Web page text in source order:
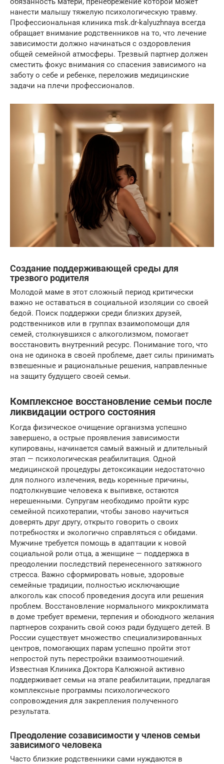
нанести малышу тяжелую психологическую травму.
Профессиональная клиника msk.dr-kalyuzhnaya всегда
обращает внимание родственников на то, что лечение
зависимости должно начинаться с оздоровления
общей семейной атмосферы. Трезвый партнер должен
сместить фокус внимания со спасения зависимого на
заботу о себе и ребенке, переложив медицинские
задачи на плечи профессионалов.
Создание поддерживающей среды для
трезвого родителя
Молодой маме в этот сложный период критически
важно не оставаться в социальной изоляции со своей
бедой. Поиск поддержки среди близких друзей,
родственников или в группах взаимопомощи для
семей, столкнувшихся с алкоголизмом, помогает
восстановить внутренний ресурс. Понимание того, что
она не одинока в своей проблеме, дает силы принимать
взвешенные и рациональные решения, направленные
на защиту будущего своей семьи.
Комплексное восстановление семьи после
ликвидации острого состояния
Когда физическое очищение организма успешно
завершено, а острые проявления зависимости
купированы, начинается самый важный и длительный
этап — психологическая реабилитация. Одной
медицинской процедуры детоксикации недостаточно
для полного излечения, ведь коренные причины,
подтолкнувшие человека к выпивке, остаются
нерешенными. Супругам необходимо пройти курс
семейной психотерапии, чтобы заново научиться
доверять друг другу, открыто говорить о своих
потребностях и экологично справляться с обидами.
Мужчине требуется помощь в адаптации к новой
социальной роли отца, а женщине — поддержка в
преодолении последствий перенесенного затяжного
стресса. Важно сформировать новые, здоровые
семейные традиции, полностью исключающие
алкоголь как способ проведения досуга или решения
проблем. Восстановление нормального микроклимата
в доме требует времени, терпения и обоюдного желания
партнеров сохранить свой союз ради будущего детей. В
России существует множество специализированных
центров, помогающих парам успешно пройти этот
непростой путь перестройки взаимоотношений.
Известная Клиника Доктора Калюжной активно
поддерживает семьи на этапе реабилитации, предлагая
комплексные программы психологического
сопровождения для закрепления полученного
результата.
Преодоление созависимости у членов семьи
зависимого человека
Часто близкие родственники сами нуждаются в